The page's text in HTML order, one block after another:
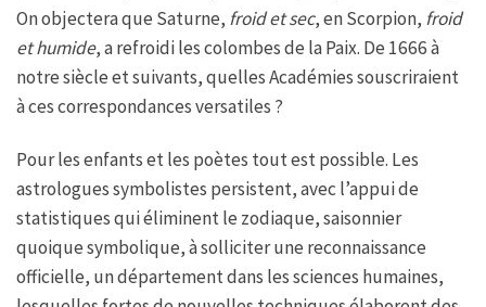
On objectera que Saturne, froid et sec, en Scorpion, froid
et humide, a refroidi les colombes de la Paix. De 1666 à
notre siècle et suivants, quelles Académies souscriraient
à ces correspondances versatiles ?
Pour les enfants et les poètes tout est possible. Les
astrologues symbolistes persistent, avec l’appui de
statistiques qui éliminent le zodiaque, saisonnier
quoique symbolique, à solliciter une reconnaissance
officielle, un département dans les sciences humaines,